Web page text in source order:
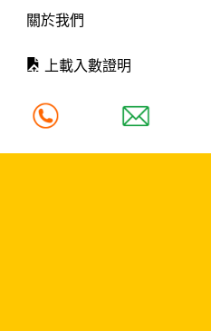
關於我們
上載入數證明